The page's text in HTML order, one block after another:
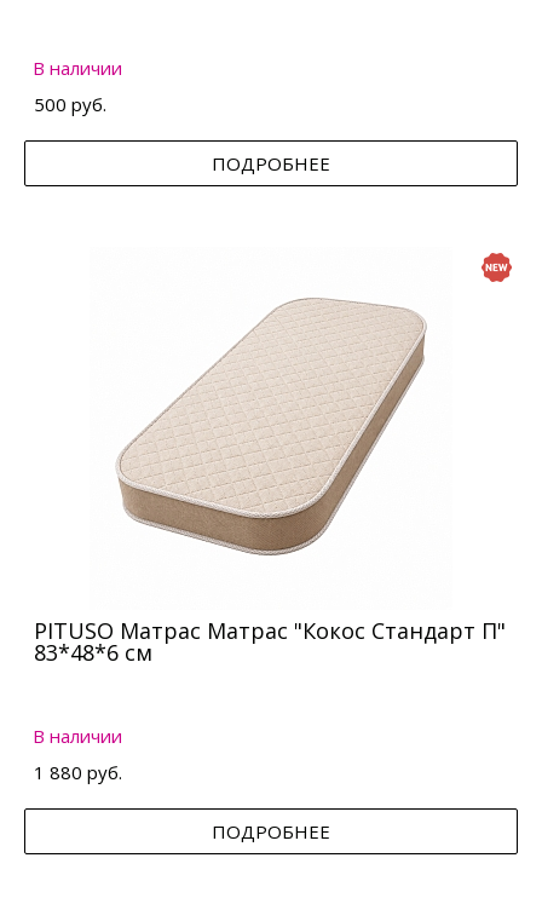
В наличии
500 руб.
ПОДРОБНЕЕ
PITUSO Матрас Матрас "Кокос Стандарт П"
83*48*6 см
В наличии
1 880 руб.
ПОДРОБНЕЕ